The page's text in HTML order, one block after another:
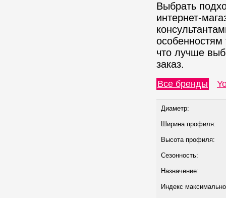
Выбрать
интернет-
что лучше
заказ.
Все бренды
Диаметр:
Ширина профиля:
Высота профиля:
Сезонность:
Назначение:
Индекс